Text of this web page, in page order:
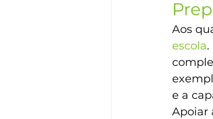
Aos
escola
e a
Apoiar